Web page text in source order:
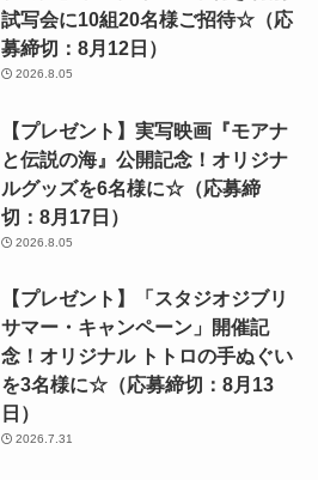
試写会に10組20名様ご招待☆（応
募締切：8月12日）
2026.8.05
【プレゼント】実写映画『モアナ
と伝説の海』公開記念！オリジナ
ルグッズを6名様に☆（応募締
切：8月17日）
2026.8.05
【プレゼント】「スタジオジブリ
サマー・キャンペーン」開催記
念！オリジナル トトロの手ぬぐい
を3名様に☆（応募締切：8月13
日）
2026.7.31